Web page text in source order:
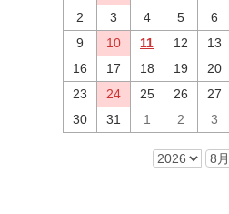
2
3 4 5 6
9
10 11 12 13
16
17 18 19 20
23
24 25 26 27
30
31 1 2 3